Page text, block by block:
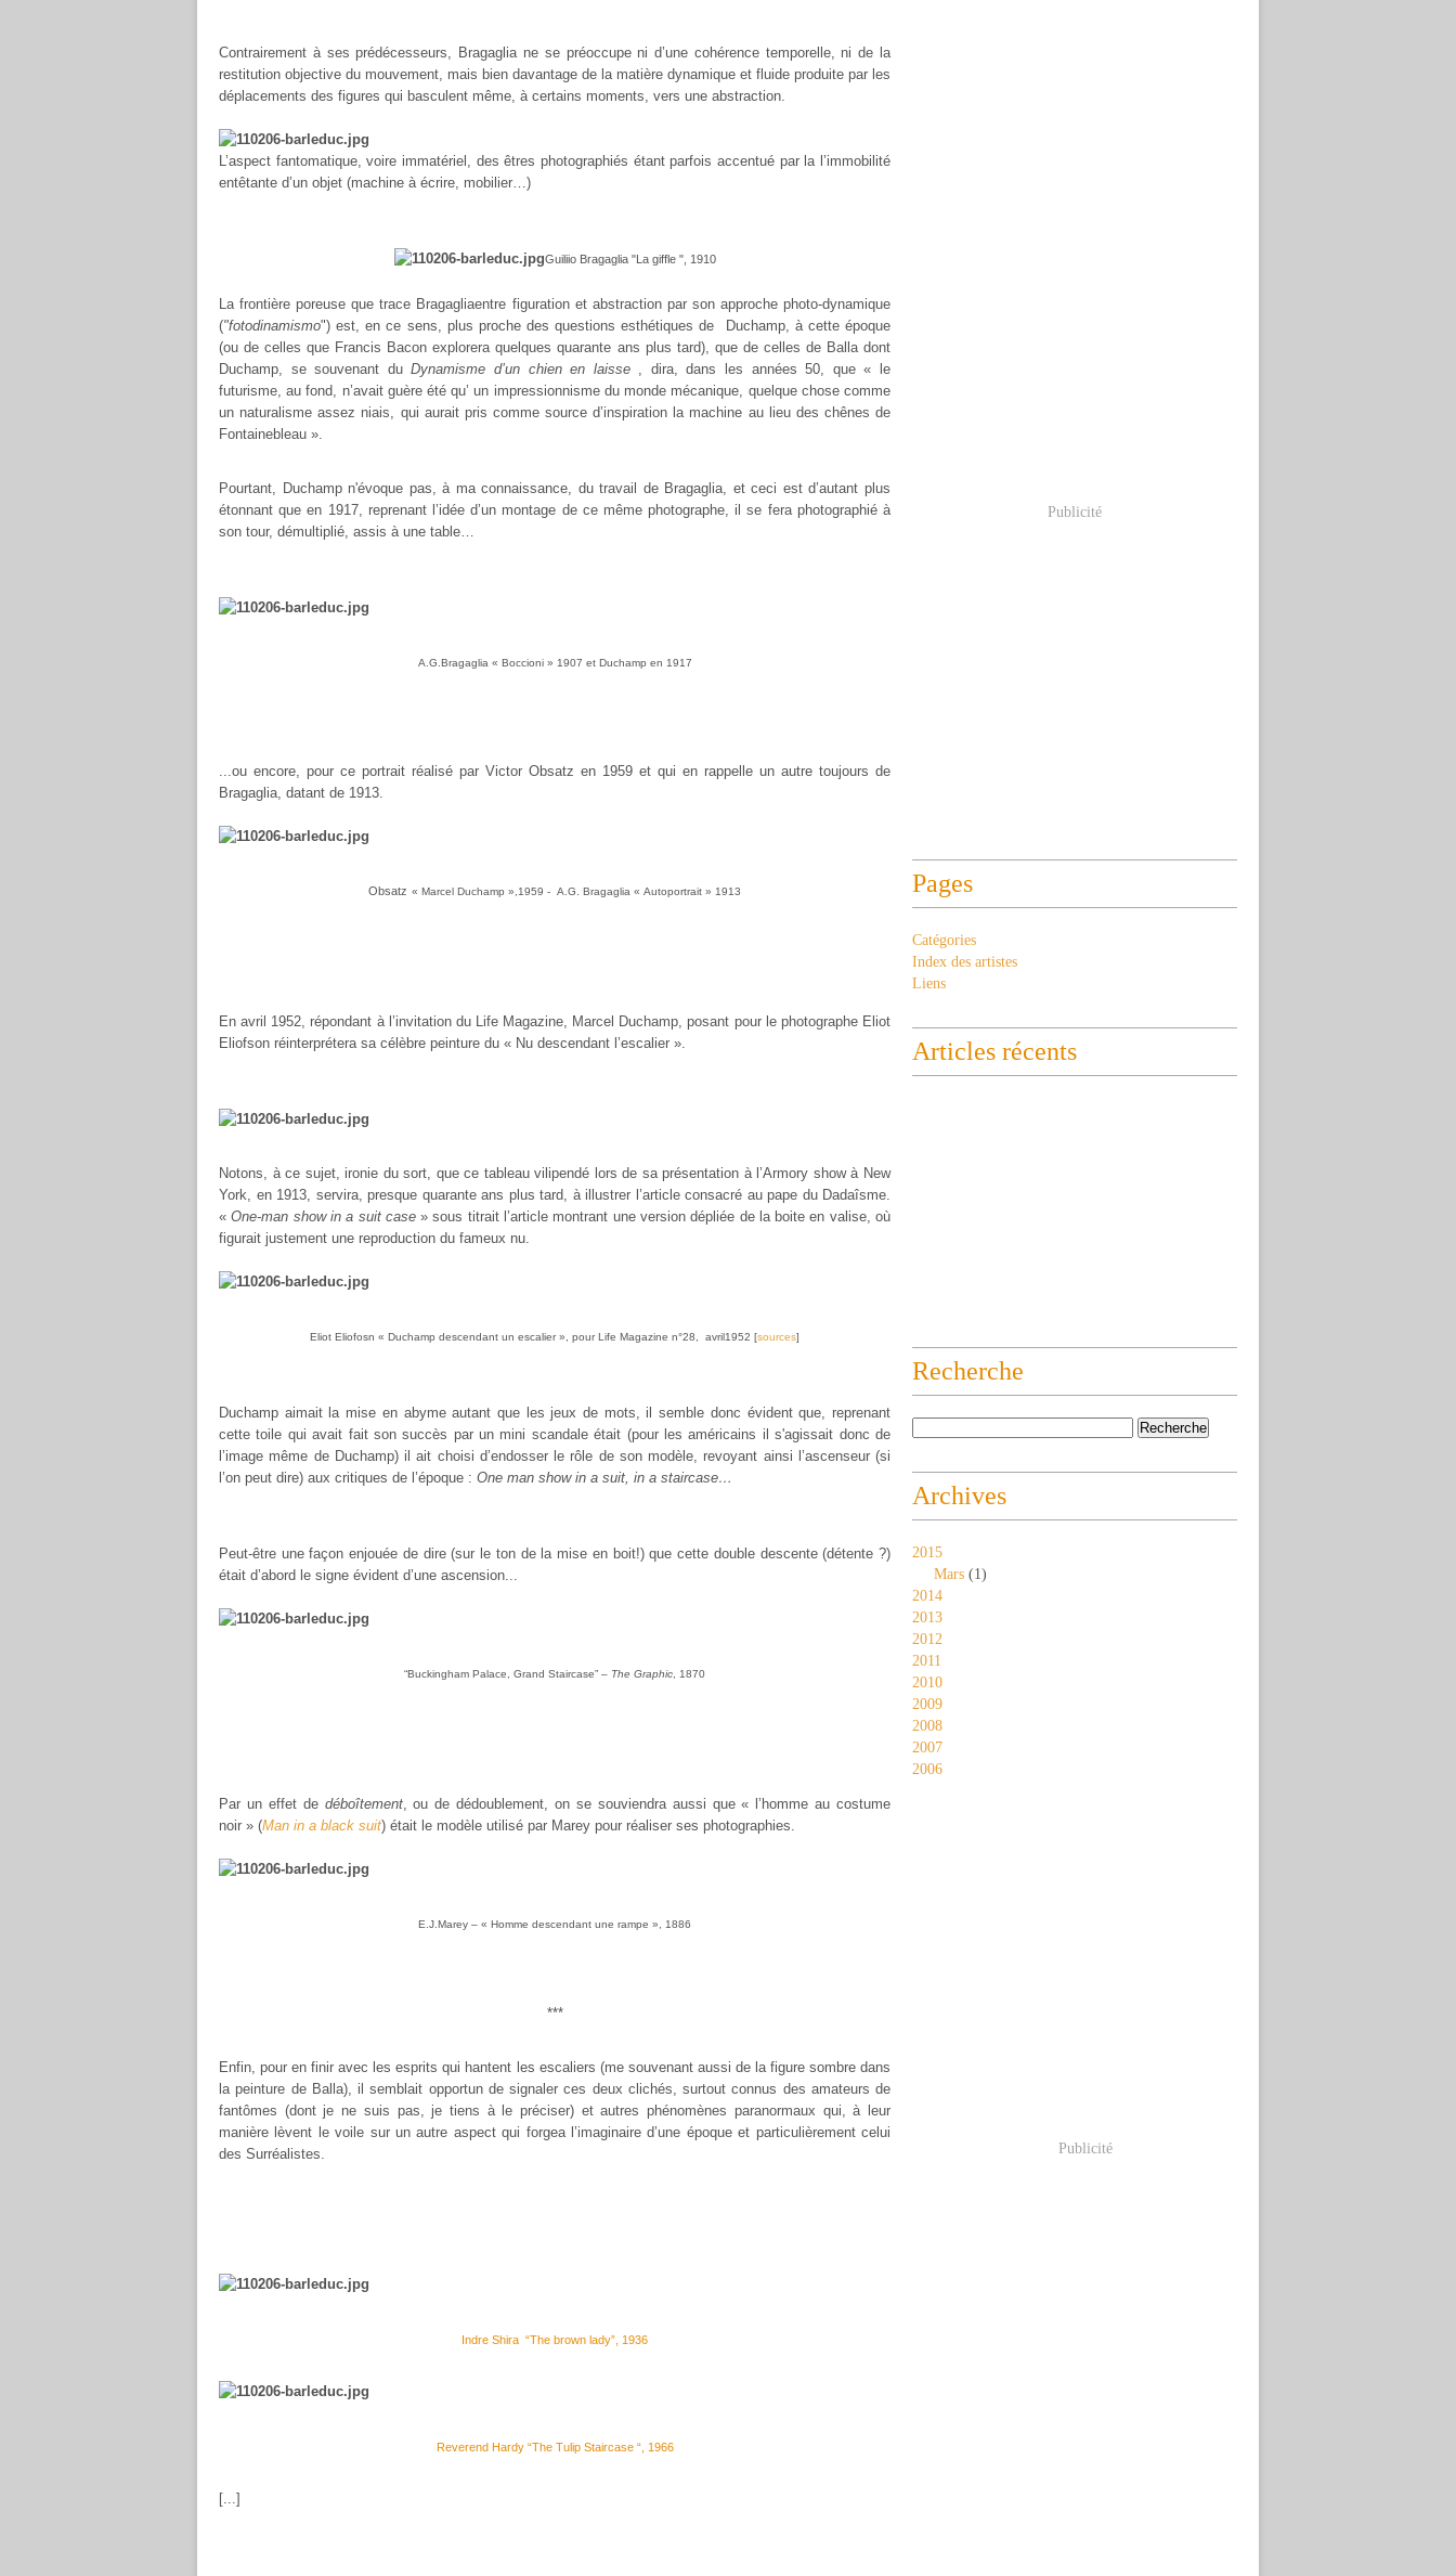
Contrairement à ses prédécesseurs, Bragaglia ne se préoccupe ni d’une cohérence temporelle, ni de la
restitution objective du mouvement, mais bien davantage de la matière dynamique et fluide produite par les
déplacements des figures qui basculent même, à certains moments, vers une abstraction.
L’aspect fantomatique, voire immatériel, des êtres photographiés étant parfois accentué par la l’immobilité
entêtante d’un objet (machine à écrire, mobilier…)
Guiliio Bragaglia "La giffle ", 1910
La frontière poreuse que trace Bragagliaentre figuration et abstraction par son approche photo-dynamique
("fotodinamismo") est, en ce sens, plus proche des questions esthétiques de
Duchamp, à cette époque
(ou de celles que Francis Bacon explorera quelques quarante ans plus tard), que de celles de Balla dont
Duchamp, se souvenant duDynamisme d’un chien en laisse, dira, dans les années 50, que « le
futurisme, au fond, n’avait guère été qu’ un impressionnisme du monde mécanique, quelque chose comme
un naturalisme assez niais, qui aurait pris comme source d’inspiration la machine au lieu des chênes de
Fontainebleau ».
Pourtant, Duchamp n'évoque pas, à ma connaissance, du travail de Bragaglia, et ceci est d’autant plus
étonnant que en 1917, reprenant l’idée d’un montage de ce même photographe, il se fera photographié à
son tour, démultiplié, assis à une table…
A.G.Bragaglia « Boccioni » 1907 et Duchamp en 1917
...ou encore, pour ce portrait réalisé par Victor Obsatz en 1959 et qui en rappelle un autre toujours de
Bragaglia, datant de 1913.
Obsatz « Marcel Duchamp »,1959 - A.G. Bragaglia « Autoportrait » 1913
En avril 1952, répondant à l’invitation du Life Magazine, Marcel Duchamp, posant pour le photographe Eliot
Eliofson réinterprétera sa célèbre peinture du « Nu descendant l’escalier ».
Notons, à ce sujet, ironie du sort, que ce tableau vilipendé lors de sa présentation à l’Armory show à New
York, en 1913, servira, presque quarante ans plus tard, à illustrer l’article consacré au pape du Dadaîsme.
«One-man show in a suit case» sous titrait l’article montrant une version dépliée de la boite en valise, où
figurait justement une reproduction du fameux nu.
Eliot Eliofosn « Duchamp descendant un escalier », pour Life Magazine n°28, avril1952 [sources]
Duchamp aimait la mise en abyme autant que les jeux de mots, il semble donc évident que, reprenant
cette toile qui avait fait son succès par un mini scandale était (pour les américains il s'agissait donc de
l’image même de Duchamp) il ait choisi d’endosser le rôle de son modèle, revoyant ainsi l’ascenseur (si
l’on peut dire) aux critiques de l’époque : One man show in a suit, in a staircase…
Peut-être une façon enjouée de dire (sur le ton de la mise en boit!) que cette double descente (détente ?)
était d’abord le signe évident d’une ascension...
“Buckingham Palace, Grand Staircase” – The Graphic , 1870
Par un effet de déboîtement, ou de dédoublement, on se souviendra aussi que « l’homme au costume
noir » (Man in a black suit) était le modèle utilisé par Marey pour réaliser ses photographies.
E.J.Marey – « Homme descendant une rampe », 1886
***
Enfin, pour en finir avec les esprits qui hantent les escaliers (me souvenant aussi de la figure sombre dans
la peinture de Balla), il semblait opportun de signaler ces deux clichés, surtout connus des amateurs de
fantômes (dont je ne suis pas, je tiens à le préciser) et autres phénomènes paranormaux qui, à leur
manière lèvent le voile sur un autre aspect qui forgea l’imaginaire d’une époque et particulièrement celui
des Surréalistes.
Indre Shira “The brown lady”, 1936
Reverend Hardy “The Tulip Staircase “, 1966
[...]
Publicité
Pages
Catégories
Index des artistes
Liens
Articles récents
Recherche
Archives
2015
Mars (1)
2014
2013
2012
2011
2010
2009
2008
2007
2006
Publicité